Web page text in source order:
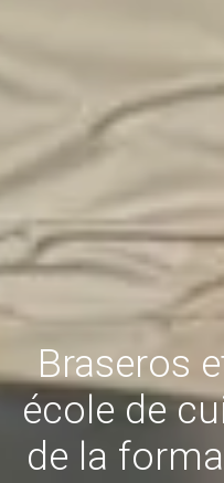
Braseros
école de
de la